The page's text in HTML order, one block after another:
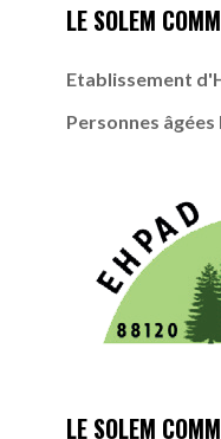
LE SOLEM
Etablissement
Personnes
LE SOLEM